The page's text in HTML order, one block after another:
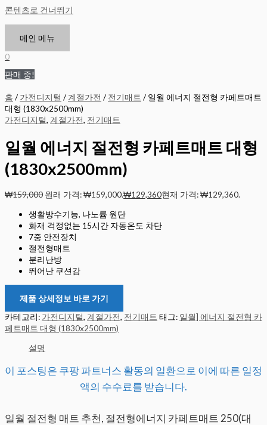
콘텐츠로 건너뛰기
메인 메뉴
0
판매 중!
홈 / 가전디지털 / 계절가전 / 전기매트 / 일월 에너지 절전형 카페트매트
대형 (1830x2500mm)
가전디지털, 계절가전, 전기매트
일월 에너지 절전형 카페트매트 대형
(1830x2500mm)
₩159,000 원래 가격: ₩159,000.₩129,360현재 가격: ₩129,360.
생활방수기능, 나노륨 원단
화재 걱정없는 15시간 자동온도 차단
7중 안전장치
절전형매트
분리난방
뛰어난 쿠션감
제품 상세정보 바로 가기
카테고리: 가전디지털, 계절가전, 전기매트 태그: 일월] 에너지 절전형 카
페트매트 대형 (1830x2500mm)
설명
이 포스팅은 쿠팡 파트너스 활동의 일환으로 이에 따른 일정
액의 수수료를 받습니다.
일월 절전형 매트 추천, 절전형에너지 카페트매트 250(대